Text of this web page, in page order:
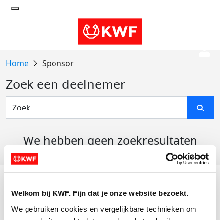
Welkom bij KWF. Fijn dat je onze website bezoekt.
We gebruiken cookies en vergelijkbare technieken om
Sponsor
Zoek een deelnemer
We hebben geen zoekresultaten
Actiematerialen
Evenementen